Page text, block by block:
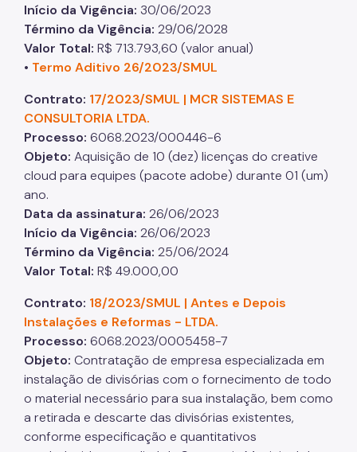
Início da Vigência: 30/06/2023
Término da Vigência: 29/06/2028
Valor Total: R$ 713.793,60 (valor anual)
• Termo Aditivo 26/2023/SMUL
Contrato: 17/2023/SMUL | MCR SISTEMAS E
CONSULTORIA LTDA.
Processo: 6068.2023/000446-6
Objeto: Aquisição de 10 (dez) licenças do creative
cloud para equipes (pacote adobe) durante 01 (um)
ano.
Data da assinatura: 26/06/2023
Início da Vigência: 26/06/2023
Término da Vigência: 25/06/2024
Valor Total: R$ 49.000,00
Contrato: 18/2023/SMUL | Antes e Depois
Instalações e Reformas - LTDA.
Processo: 6068.2023/0005458-7
Objeto: Contratação de empresa especializada em
instalação de divisórias com o fornecimento de todo
o material necessário para sua instalação, bem como
a retirada e descarte das divisórias existentes,
conforme especificação e quantitativos